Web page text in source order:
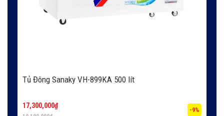
Tủ Đông Sanaky VH-899KA 500 lít
17,300,000₫
-9%